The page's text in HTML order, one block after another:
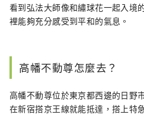
看到弘法大師像和繡球花一起入境
裡能夠充分感受到平和的氣息。
高幡不動尊怎麼去？
高幡不動尊位於東京都西邊的日野
在新宿搭京王線就能抵達，搭上特